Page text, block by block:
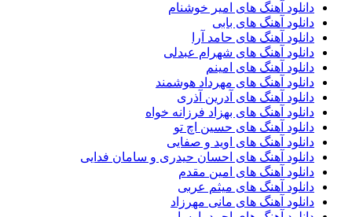
دانلود آهنگ های امیر خوشنام
دانلود آهنگ های بابی
دانلود آهنگ های حامد آرا
دانلود آهنگ های شهرام عبدلی
دانلود آهنگ های امینم
دانلود آهنگ های مهرداد هوشمند
دانلود آهنگ های آدرین آذری
دانلود آهنگ های بهزاد فرزانه خواه
دانلود آهنگ های حسین اچ تو
دانلود آهنگ های اوید و صفایی
دانلود آهنگ های احسان حیدری و سامان فدایی
دانلود آهنگ های امین مقدم
دانلود آهنگ های میثم عربی
دانلود آهنگ های مانی مهرزاد